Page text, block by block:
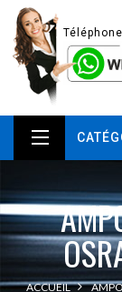
ACCUEIL